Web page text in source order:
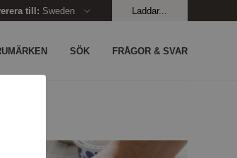
till: Sweden Laddar...
SÖK FRÅGOR & SVAR